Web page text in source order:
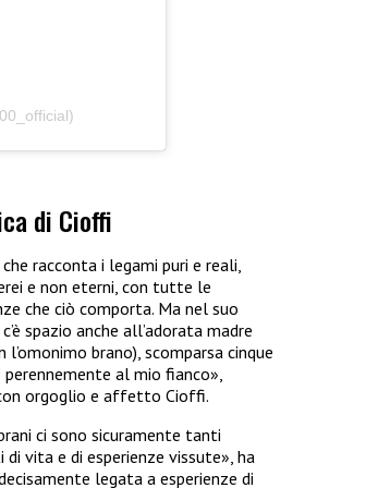
di Cioffi
racconta i legami puri e reali,
e non eterni, con tutte le
che ciò comporta. Ma nel suo
spazio anche all’adorata madre
l’omonimo brano), scomparsa cinque
perennemente al mio fianco»,
orgoglio e affetto Cioffi.
ci sono sicuramente tanti
vita e di esperienze vissute», ha
legata a esperienze di